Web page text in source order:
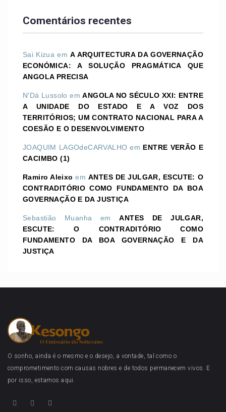
Comentários recentes
Sai Kizua emA ARQUITECTURA DA GOVERNAÇÃO
ECONÓMICA: A SOLUÇÃO PRAGMÁTICA QUE
ANGOLA PRECISA
N'Dá Lussolo emANGOLA NO SÉCULO XXI: ENTRE
A UNIDADE DO ESTADO E A VOZ DOS
TERRITÓRIOS; UM CONTRATO NACIONAL PARA A
COESÃO E O DESENVOLVIMENTO
JOAQUIM LAGOdeCARVALHO em ENTRE VERÃO E
CACIMBO (1)
Ramiro Aleixo emANTES DE JULGAR, ESCUTE: O
CONTRADITÓRIO COMO FUNDAMENTO DA BOA
GOVERNAÇÃO E DA JUSTIÇA
Sebastião Muanha emANTES DE JULGAR,
ESCUTE: O CONTRADITÓRIO COMO
FUNDAMENTO DA BOA GOVERNAÇÃO E DA
JUSTIÇA
O sonho, ainda é o mesmo e o desejo, a vontade, tal como o
comprometimento com causas nobres e de todos permanecem vivos. E
por isso, estamos aqui.